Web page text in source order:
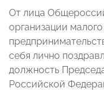
От лица
организации
себя лично
должность
Российской